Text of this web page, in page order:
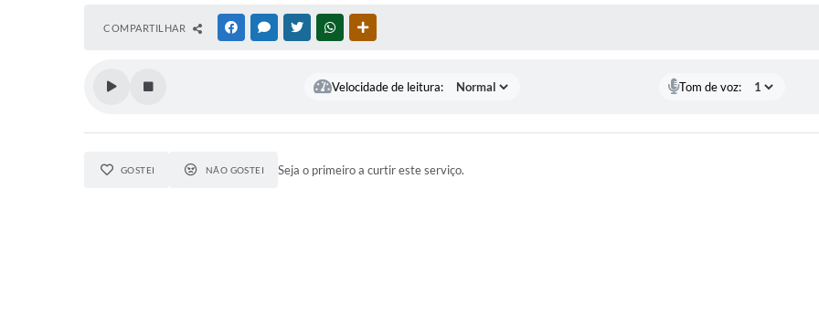
COMPARTILHAR FACEBOOKMESSENGER
TWITTERWHATSAPP
Velocidade de leitura: Tom de voz:
GOSTEI NÃO GOSTEI Seja o primeiro a curtir este serviço.